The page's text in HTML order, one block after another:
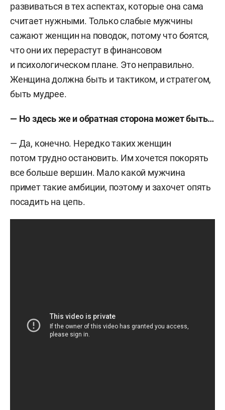
развиваться в тех аспектах, которые она сама
считает нужными. Только слабые мужчины
сажают женщин на поводок, потому что боятся,
что они их перерастут в финансовом
и психологическом плане. Это неправильно.
Женщина должна быть и тактиком, и стратегом,
быть мудрее.
— Но здесь же и обратная сторона может быть…
— Да, конечно. Нередко таких женщин
потом трудно остановить. Им хочется покорять
все больше вершин. Мало какой мужчина
примет такие амбиции, поэтому и захочет опять
посадить на цепь.